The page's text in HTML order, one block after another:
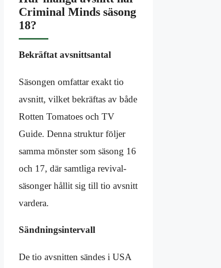
Criminal Minds säsong
18?
Bekräftat avsnittsantal
Säsongen omfattar exakt tio
avsnitt, vilket bekräftas av både
Rotten Tomatoes och TV
Guide. Denna struktur följer
samma mönster som säsong 16
och 17, där samtliga revival-
säsonger hållit sig till tio avsnitt
vardera.
Sändningsintervall
De tio avsnitten sändes i USA